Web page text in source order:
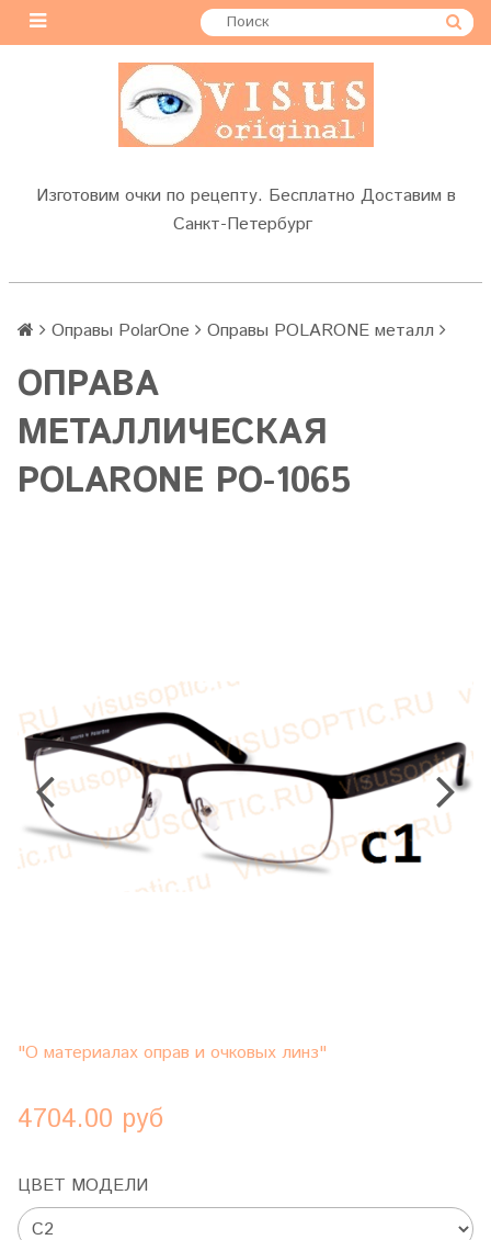
Изготовим очки по рецепту. Бесплатно Доставим в
Санкт-Петербург
Оправы PolarOne Оправы POLARONE металл
ОПРАВА
МЕТАЛЛИЧЕСКАЯ
POLARONE PO-1065
"О материалах оправ и очковых линз"
4704.00 руб
ЦВЕТ МОДЕЛИ